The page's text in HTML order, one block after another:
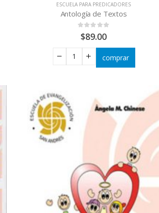
ESCUELA PARA PREDICADORES
Antología de Textos
out of 5
$89.00
comprar